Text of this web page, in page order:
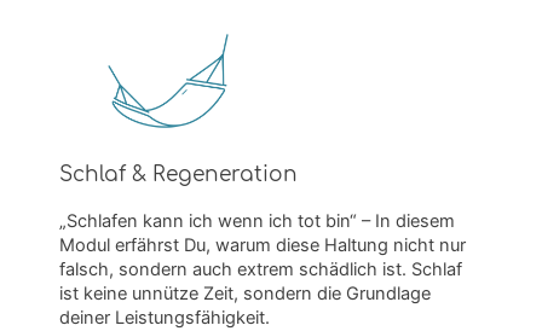
Schlaf & Regeneration
„Schlafen kann ich wenn ich tot bin“ – In diesem
Modul erfährst Du, warum diese Haltung nicht nur
falsch, sondern auch extrem schädlich ist. Schlaf
ist keine unnütze Zeit, sondern die Grundlage
deiner Leistungsfähigkeit.